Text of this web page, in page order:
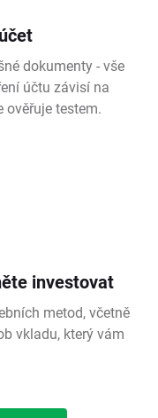
dokumenty - vše
účtu závisí na
ověřuje testem.
investovat
metod, včetně
vkladu, který vám